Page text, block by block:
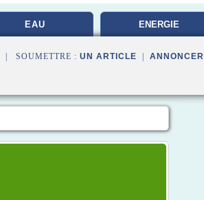
EAU ENERGIE
| SOUMETTRE : UN ARTICLE ANNONCER